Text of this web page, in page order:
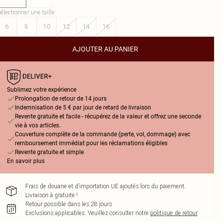
une taille:
6
8 10 12 14 16
AJOUTER AU PANIER
Sublimez votre expérience
Prolongation de retour de 14 jours
Indemnisation de 5 € par jour de retard de livraison
Revente gratuite et facile - récupérez de la valeur et offrez une seconde
vie à vos articles.
Couverture complète de la commande (perte, vol, dommage) avec
remboursement immédiat pour les réclamations éligibles
Revente gratuite et simple
En savoir plus
Frais de douane et d’importation UE ajoutés lors du paiement.
Livraison à gratuite !
Retour possible dans les 28 jours
Exclusions applicables. Veuillez consulter notre politique de retour